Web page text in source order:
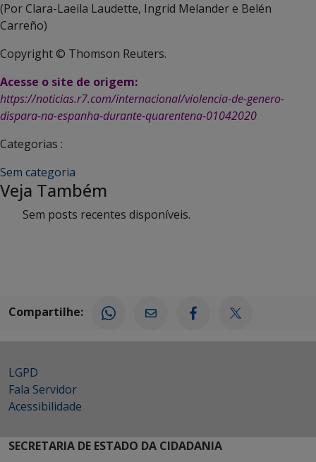
(Por Clara-Laeila Laudette, Ingrid Melander e Belén
Carreño)
Copyright © Thomson Reuters.
Acesse o site de origem:
https://noticias.r7.com/internacional/violencia-de-genero-
dispara-na-espanha-durante-quarentena-01042020
Categorias :
Sem categoria
Veja Também
Sem posts recentes disponíveis.
Compartilhe:
LGPD
Fala Servidor
Acessibilidade
SECRETARIA DE ESTADO DA CIDADANIA